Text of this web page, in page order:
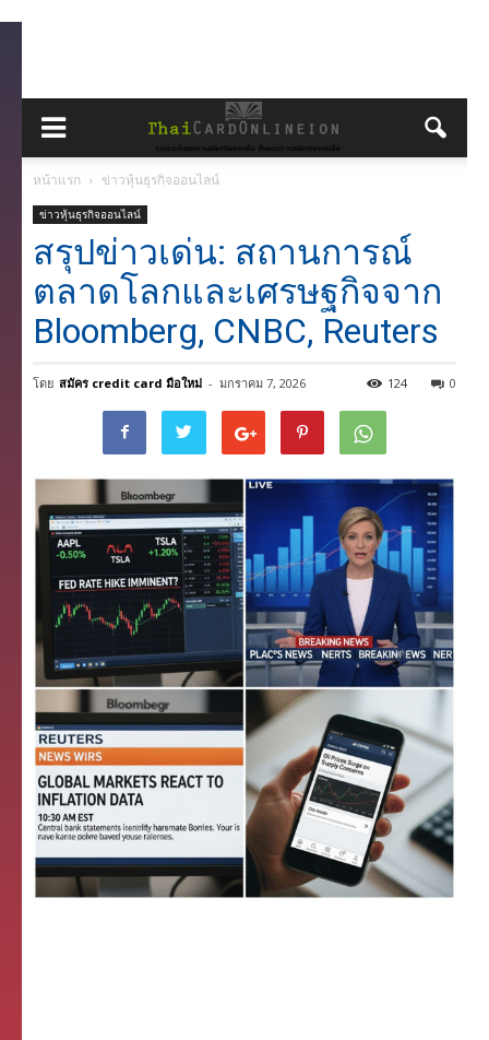
หน้าแรก ข่าวหุ้นธุรกิจออนไลน์
ข่าวหุ้นธุรกิจออนไลน์
สรุปข่าวเด่น: สถานการณ์
ตลาดโลกและเศรษฐกิจจาก
Bloomberg, CNBC, Reuters
โดย สมัคร credit card มือใหม่ - มกราคม 7, 2026 0
124